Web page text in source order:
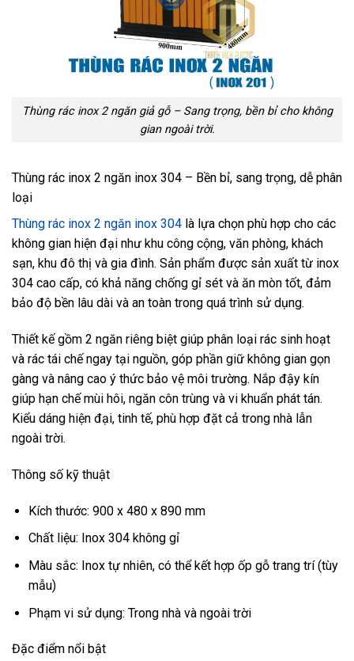
Thùng rác inox 2 ngăn giả gỗ – Sang trọng, bền bỉ cho không
gian ngoài trời.
Thùng rác inox 2 ngăn inox 304 – Bền bỉ, sang trọng, dễ phân
loại
Thùng rác inox 2 ngăn inox 304 là lựa chọn phù hợp cho các
không gian hiện đại như khu công cộng, văn phòng, khách
sạn, khu đô thị và gia đình. Sản phẩm được sản xuất từ inox
304 cao cấp, có khả năng chống gỉ sét và ăn mòn tốt, đảm
bảo độ bền lâu dài và an toàn trong quá trình sử dụng.
Thiết kế gồm 2 ngăn riêng biệt giúp phân loại rác sinh hoạt
và rác tái chế ngay tại nguồn, góp phần giữ không gian gọn
gàng và nâng cao ý thức bảo vệ môi trường. Nắp đậy kín
giúp hạn chế mùi hôi, ngăn côn trùng và vi khuẩn phát tán.
Kiểu dáng hiện đại, tinh tế, phù hợp đặt cả trong nhà lẫn
ngoài trời.
Thông số kỹ thuật
Kích thước: 900 x 480 x 890 mm
Chất liệu: Inox 304 không gỉ
Màu sắc: Inox tự nhiên, có thể kết hợp ốp gỗ trang trí (tùy
mẫu)
Phạm vi sử dụng: Trong nhà và ngoài trời
Đặc điểm nổi bật